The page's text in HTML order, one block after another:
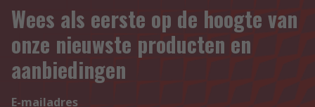
Wees als eerste op de hoogte van
onze nieuwste producten en
aanbiedingen
E-mailadres